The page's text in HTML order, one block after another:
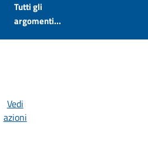
Tutti gli
argomenti...
Vedi
azioni